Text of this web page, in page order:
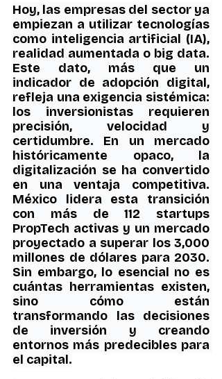
Hoy, las empresas del sector ya
empiezan a utilizar tecnologías
como inteligencia artificial (IA),
realidad aumentada o big data.
Este dato, más que un
indicador de adopción digital,
refleja una exigencia sistémica:
los inversionistas requieren
precisión, velocidad y
certidumbre. En un mercado
históricamente opaco, la
digitalización se ha convertido
en una ventaja competitiva.
México lidera esta transición
con más de 112 startups
PropTech activas y un mercado
proyectado a superar los 3,000
millones de dólares para 2030.
Sin embargo, lo esencial no es
cuántas herramientas existen,
sino cómo están
transformando las decisiones
de inversión y creando
entornos más predecibles para
el capital.